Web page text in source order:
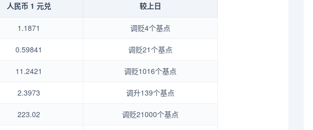
人民币 1 元兑 较上日
1.1871 调贬4个基点
0.59841 调贬21个基点
11.2421 调贬1016个基点
2.3973 调升139个基点
223.02 调贬21000个基点